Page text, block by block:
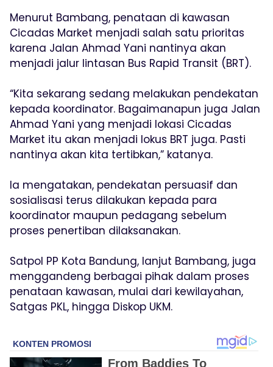
Menurut Bambang, penataan di kawasan
Cicadas Market menjadi salah satu prioritas
karena Jalan Ahmad Yani nantinya akan
menjadi jalur lintasan Bus Rapid Transit (BRT).
“Kita sekarang sedang melakukan pendekatan
kepada koordinator. Bagaimanapun juga Jalan
Ahmad Yani yang menjadi lokasi Cicadas
Market itu akan menjadi lokus BRT juga. Pasti
nantinya akan kita tertibkan,” katanya.
Ia mengatakan, pendekatan persuasif dan
sosialisasi terus dilakukan kepada para
koordinator maupun pedagang sebelum
proses penertiban dilaksanakan.
Satpol PP Kota Bandung, lanjut Bambang, juga
menggandeng berbagai pihak dalam proses
penataan kawasan, mulai dari kewilayahan,
Satgas PKL, hingga Diskop UKM.